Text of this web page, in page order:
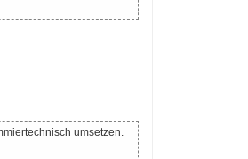
umsetzen.